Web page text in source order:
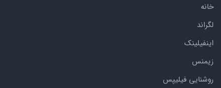
خانه
لگراند
اینفیلینک
زیمنس
روشنایی فیلیپس